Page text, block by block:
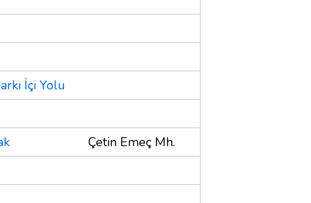
İçi Yolu
Çetin Emeç Mh.